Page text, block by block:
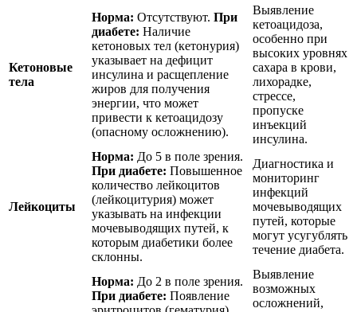
Кетоновые
тела
Норма: Отсутствуют. При
диабете: Наличие
кетоновых тел (кетонурия)
указывает на дефицит
инсулина и расщепление
жиров для получения
энергии, что может
привести к кетоацидозу
(опасному осложнению).
Выявление
кетоацидоза,
особенно при
высоких уровнях
сахара в крови,
лихорадке,
стрессе,
пропуске
инъекций
инсулина.
Лейкоциты
Норма: До 5 в поле зрения.
При диабете: Повышенное
количество лейкоцитов
(лейкоцитурия) может
указывать на инфекции
мочевыводящих путей, к
которым диабетики более
склонны.
Диагностика и
мониторинг
инфекций
мочевыводящих
путей, которые
могут усугублять
течение диабета.
Норма: До 2 в поле зрения.
При диабете: Появление
Выявление
возможных
осложнений,